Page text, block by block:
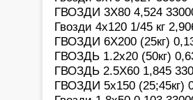
ГВОЗДИ 3Х80 4,524
Гвозди 4х120 1/45 кг
ГВОЗДИ 6Х200 (25кг)
ГВОЗДЬ 1.2х20 (50кг)
ГВОЗДЬ 2.5X60 1,845
ГВОЗДИ 5х150 (25;45кг)